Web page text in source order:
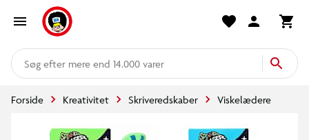
mere end 14.000 varer
Forside Kreativitet Skriveredskaber Viskelædere